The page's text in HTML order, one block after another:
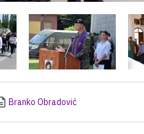
Branko Obradović